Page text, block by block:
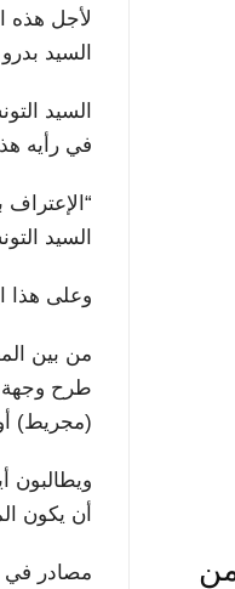
لأجل هذه
السيد
السيد
في رأيه
السيد
وعلى هذا
من بين
طرح وجهة
(مجريط)
ويطالبون
أن يكون
مصادر في